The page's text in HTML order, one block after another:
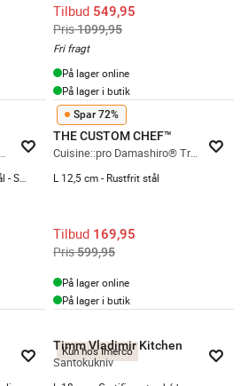
Tilbud 549,95
Pris1099,95
Fri fragt
På lager online
På lager i butik
Damashiro® EMPEROR Santokuknivsæt - 3 dele
Spar 72%
THE CUSTOM CHEF™
Cuisine::pro Damashiro® Try Me Santokukniv
L 12,5 cm - Rustfrit stål
Tilbud 169,95
Pris599,95
På lager online
På lager i butik
Kun hos Imerco
Timm Vladimir Kitchen
Santokukniv